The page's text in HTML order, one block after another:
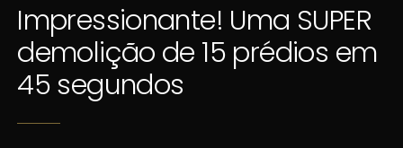
Impressionante! Uma SUPER
demolição de 15 prédios em
45 segundos